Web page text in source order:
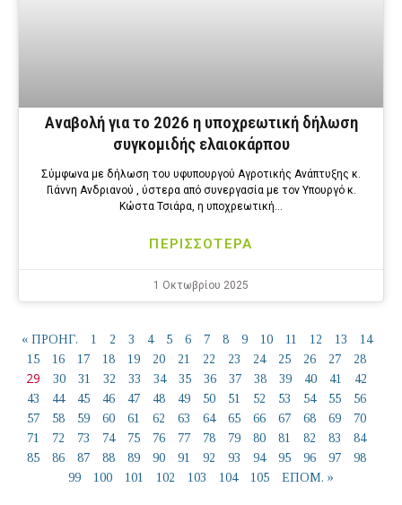
Αναβολή για το 2026 η υποχρεωτική δήλωση
συγκομιδής ελαιοκάρπου
Σύμφωνα με δήλωση του υφυπουργού Αγροτικής Ανάπτυξης κ.
Γιάννη Ανδριανού , ύστερα από συνεργασία με τον Υπουργό κ.
Κώστα Τσιάρα, η υποχρεωτική…
ΠΕΡΙΣΣΟΤΕΡΑ
1 Οκτωβρίου 2025
« ΠΡΟΗΓ. 1 2 3 4 5 6 7 8 9 10 11 12 13
14
15
16 17 18 19 20 21 22 23 24 25 26 27 28
29 30 31 32 33 34 35 36 37 38 39 40 41
42
43
44 45 46 47 48 49 50 51 52 53 54 55
56
57
58 59 60 61 62 63 64 65 66 67 68 69
70
71
72 73 74 75 76 77 78 79 80 81 82 83
84
85
86 87 88 89 90 91 92 93 94 95 96 97
98
99
100 101 102 103 104 105 ΕΠΟΜ. »